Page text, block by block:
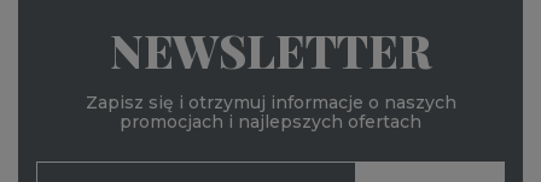
NEWSLETTER
Zapisz się i otrzymuj informacje o naszych
promocjach i najlepszych ofertach